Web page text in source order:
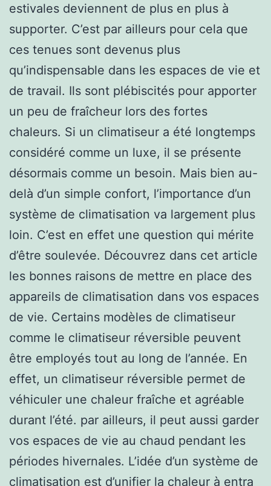
estivales deviennent de plus en plus à
supporter. C’est par ailleurs pour cela que
ces tenues sont devenus plus
qu’indispensable dans les espaces de vie et
de travail. Ils sont plébiscités pour apporter
un peu de fraîcheur lors des fortes
chaleurs. Si un climatiseur a été longtemps
considéré comme un luxe, il se présente
désormais comme un besoin. Mais bien au-
delà d’un simple confort, l’importance d’un
système de climatisation va largement plus
loin. C’est en effet une question qui mérite
d’être soulevée. Découvrez dans cet article
les bonnes raisons de mettre en place des
appareils de climatisation dans vos espaces
de vie. Certains modèles de climatiseur
comme le climatiseur réversible peuvent
être employés tout au long de l’année. En
effet, un climatiseur réversible permet de
véhiculer une chaleur fraîche et agréable
durant l’été. par ailleurs, il peut aussi garder
vos espaces de vie au chaud pendant les
périodes hivernales. L’idée d’un système de
climatisation est d’unifier la chaleur à entra